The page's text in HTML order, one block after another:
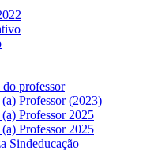
professor
Professor (2023)
Professor 2025
Professor 2025
Sindeducação